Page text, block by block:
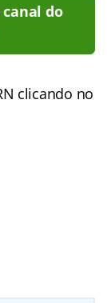
do
clicando no